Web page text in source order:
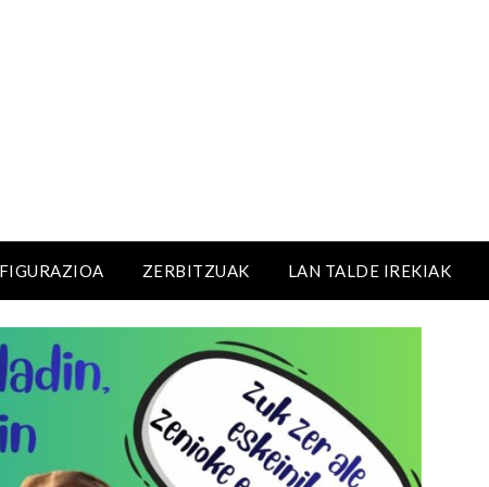
ZERBITZUAK LAN TALDE IREKIAK